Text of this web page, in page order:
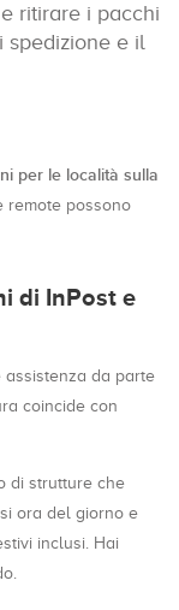
ritirare i pacchi
spedizione e il
per le località sulla
remote possono
di InPost e
da parte
coincide con
di strutture che
ora del giorno e
inclusi. Hai